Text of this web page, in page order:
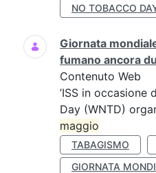
NO TOBACCO
Giornata
fumano ancora
Contenuto Web
’ISS in occasione
Day (WNTD)
maggio
TABAGISMO
GIORNATA